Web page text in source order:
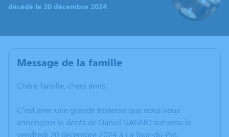
décédé le 20 décembre 2024
Message de la famille
Chère famille, chers amis,
C’est avec une grande tristesse que nous vous
annonçons le décès de Daniel GAGNO survenu le
vendredi 20 décembre 2024 à La Tour-du-Pin.